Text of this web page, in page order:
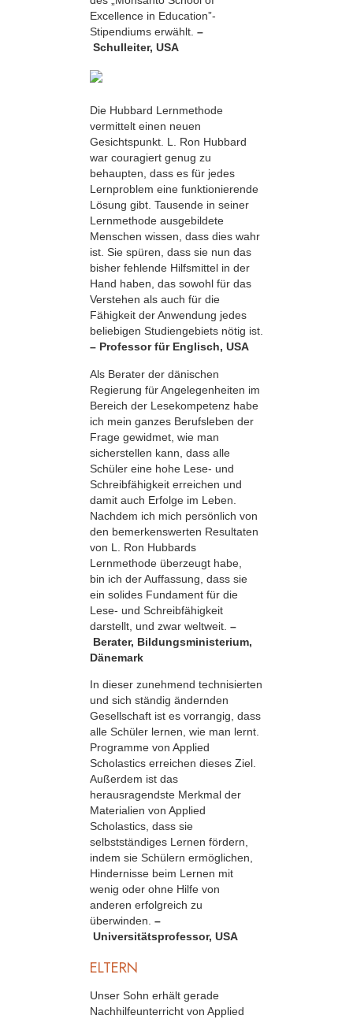
Excellence in Education”-
Stipendiums erwählt. –
Schulleiter, USA
Die Hubbard Lernmethode
vermittelt einen neuen
Gesichtspunkt. L. Ron Hubbard
war couragiert genug zu
behaupten, dass es für jedes
Lernproblem eine funktionierende
Lösung gibt. Tausende in seiner
Lernmethode ausgebildete
Menschen wissen, dass dies wahr
ist. Sie spüren, dass sie nun das
bisher fehlende Hilfsmittel in der
Hand haben, das sowohl für das
Verstehen als auch für die
Fähigkeit der Anwendung jedes
beliebigen Studiengebiets nötig ist.
– Professor für Englisch, USA
Als Berater der dänischen
Regierung für Angelegenheiten im
Bereich der Lese­kompetenz habe
ich mein ganzes Berufsleben der
Frage gewidmet, wie man
sicherstellen kann, dass alle
Schüler eine hohe Lese- und
Schreibfähigkeit erreichen und
damit auch Erfolge im Leben.
Nachdem ich mich persönlich von
den bemerkens­werten Resultaten
von L. Ron Hubbards
Lernmethode überzeugt habe,
bin ich der Auffassung, dass sie
ein solides Fundament für die
Lese- und Schreibfähigkeit
darstellt, und zwar weltweit. –
Berater, Bildungsministerium,
Dänemark
In dieser zunehmend technisierten
und sich ständig ändernden
Gesellschaft ist es vorrangig, dass
alle Schüler lernen, wie man lernt.
Programme von Applied
Scholastics erreichen dieses Ziel.
Außerdem ist das
herausragendste Merkmal der
Materialien von Applied
Scholastics, dass sie
selbstständiges Lernen fördern,
indem sie Schülern ermöglichen,
Hindernisse beim Lernen mit
wenig oder ohne Hilfe von
anderen erfolgreich zu
überwinden. –
Universitätsprofessor, USA
ELTERN
Unser Sohn erhält gerade
Nachhilfeunterricht von Applied